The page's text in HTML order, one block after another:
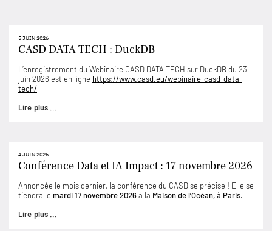
5 JUIN 2026
CASD DATA TECH : DuckDB
L’enregistrement du Webinaire CASD DATA TECH sur DuckDB du 23
juin 2026 est en ligne https://www.casd.eu/webinaire-casd-data-
tech/
Lire plus ...
4 JUIN 2026
Conférence Data et IA Impact : 17 novembre 2026
Annoncée le mois dernier, la conférence du CASD se précise ! Elle se
tiendra le mardi 17 novembre 2026à la Maison de l’Océan, à Paris.
Lire plus ...